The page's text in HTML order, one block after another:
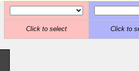
Click to select Click to